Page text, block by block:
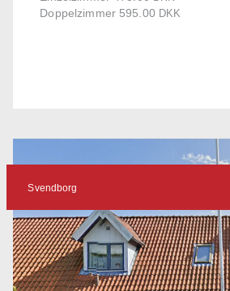
Doppelzimmer 595.00 DKK
Svendborg